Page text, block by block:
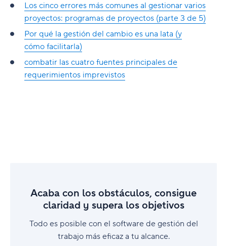
Los cinco errores más comunes al gestionar varios
proyectos: programas de proyectos (parte 3 de 5)
Por qué la gestión del cambio es una lata (y
cómo facilitarla)
combatir las cuatro fuentes principales de
requerimientos imprevistos
Acaba con los obstáculos, consigue
claridad y supera los objetivos
Todo es posible con el software de gestión del
trabajo más eficaz a tu alcance.